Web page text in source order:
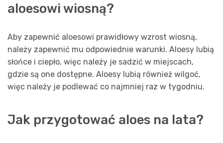
aloesowi wiosną?
Aby zapewnić aloesowi prawidłowy wzrost wiosną,
należy zapewnić mu odpowiednie warunki. Aloesy lubią
słońce i ciepło, więc należy je sadzić w miejscach,
gdzie są one dostępne. Aloesy lubią również wilgoć,
więc należy je podlewać co najmniej raz w tygodniu.
Jak przygotować aloes na lata?